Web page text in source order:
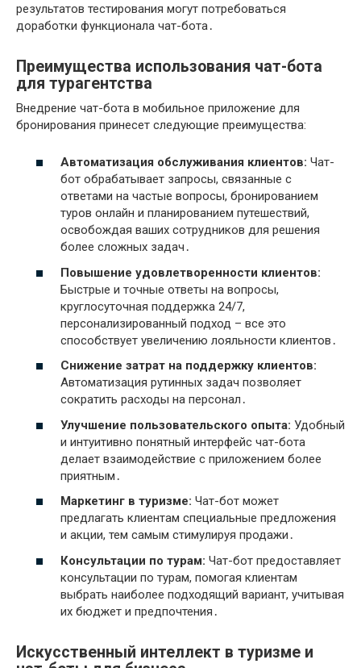
результатов тестирования могут потребоваться
доработки функционала чат-бота․
Преимущества использования чат-бота
для турагентства
Внедрение чат-бота в мобильное приложение для
бронирования принесет следующие преимущества:
Автоматизация обслуживания клиентов: Чат-
бот обрабатывает запросы, связанные с
ответами на частые вопросы, бронированием
туров онлайн и планированием путешествий,
освобождая ваших сотрудников для решения
более сложных задач․
Повышение удовлетворенности клиентов:
Быстрые и точные ответы на вопросы,
круглосуточная поддержка 24/7,
персонализированный подход – все это
способствует увеличению лояльности клиентов․
Снижение затрат на поддержку клиентов:
Автоматизация рутинных задач позволяет
сократить расходы на персонал․
Улучшение пользовательского опыта: Удобный
и интуитивно понятный интерфейс чат-бота
делает взаимодействие с приложением более
приятным․
Маркетинг в туризме: Чат-бот может
предлагать клиентам специальные предложения
и акции, тем самым стимулируя продажи․
Консультации по турам: Чат-бот предоставляет
консультации по турам, помогая клиентам
выбрать наиболее подходящий вариант, учитывая
их бюджет и предпочтения․
Искусственный интеллект в туризме и